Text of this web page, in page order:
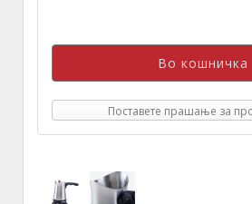
Поставете прашање за